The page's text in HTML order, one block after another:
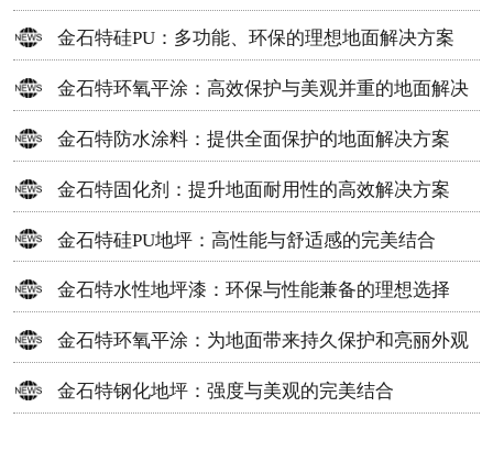
金石特硅PU：多功能、环保的理想地面解决方案
金石特环氧平涂：高效保护与美观并重的地面解决
方案
金石特防水涂料：提供全面保护的地面解决方案
金石特固化剂：提升地面耐用性的高效解决方案
金石特硅PU地坪：高性能与舒适感的完美结合
金石特水性地坪漆：环保与性能兼备的理想选择
金石特环氧平涂：为地面带来持久保护和亮丽外观
金石特钢化地坪：强度与美观的完美结合